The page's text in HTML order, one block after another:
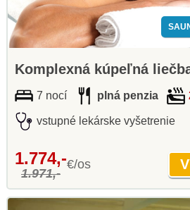
Komplexná kúpeľná
7 nocí plná penzia
vstupné lekárske vyšetrenie
1.774,-
1.971,-
€/os